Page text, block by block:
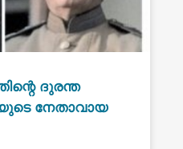
ദുരന്ത
നേതാവായ